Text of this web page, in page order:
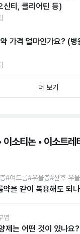
신티, 클리어틴 등)
가격 얼마인가요? (
더 보기
이소티논 • 이소트레
#여드름#우울증#산후 우
약을 같이 복용해도 되
염
제는 어떤 것이 있나요?